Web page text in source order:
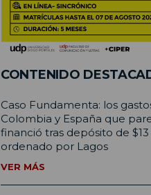
CONTENIDO
Caso Fundamenta: los
Colombia y España que
financió tras depósito de
ordenado por Lagos
VER MÁS